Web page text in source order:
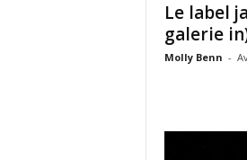
Le label
galerie
Molly Benn -